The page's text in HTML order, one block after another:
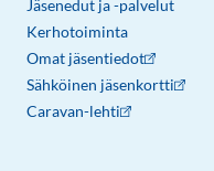
Jäsenedut ja -palvelut
Kerhotoiminta
Omat jäsentiedot
Sähköinen jäsenkortti
Caravan-lehti